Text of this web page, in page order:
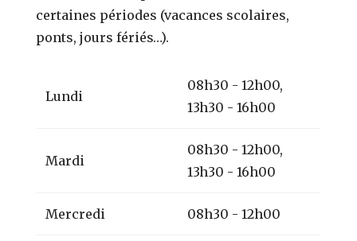
certaines périodes (vacances scolaires,
ponts, jours fériés…).
Lundi
08h30 - 12h00,
13h30 - 16h00
Mardi
08h30 - 12h00,
13h30 - 16h00
Mercredi 08h30 - 12h00